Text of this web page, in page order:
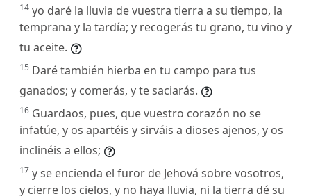
14 yo daré la lluvia de vuestra tierra a su tiempo, la
temprana y la tardía; y recogerás tu grano, tu vino y
tu aceite.
15 Daré también hierba en tu campo para tus
ganados; y comerás, y te saciarás.
16 Guardaos, pues, que vuestro corazón no se
infatúe, y os apartéis y sirváis a dioses ajenos, y os
inclinéis a ellos;
17 y se encienda el furor de Jehová sobre vosotros,
y cierre los cielos, y no haya lluvia, ni la tierra dé su